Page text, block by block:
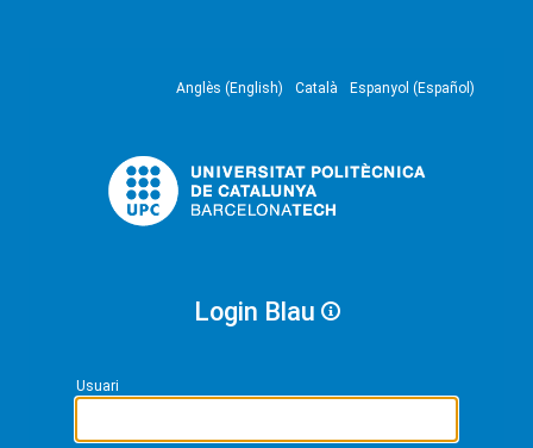
Anglès (English) Català Espanyol (Español)
Login Blau
Usuari